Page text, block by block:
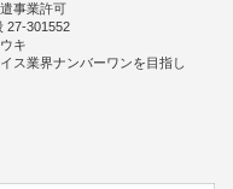
事業許可
27-301552
キ
イス業界ナンバーワンを目指し